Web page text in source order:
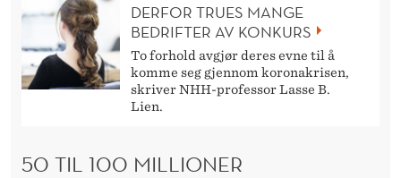
DERFOR TRUES MANGE
BEDRIFTER AV KONKURS
To forhold avgjør deres evne til å
komme seg gjennom koronakrisen,
skriver NHH-professor Lasse B.
Lien.
50 TIL 100 MILLIONER